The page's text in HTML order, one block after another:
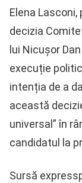
Elena Lasconi,
decizia
lui Nicușor
execuție
intenția de a
această
universal” în
candidatul la
Sursă